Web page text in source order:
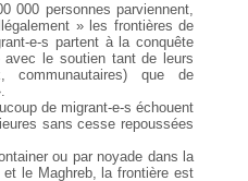
000 personnes parviennent,
» les frontières de
e-s partent à la conquête
le soutien tant de leurs
communautaires) que de
de migrant-e-s échouent
sans cesse repoussées
ou par noyade dans la
et le Maghreb, la frontière est